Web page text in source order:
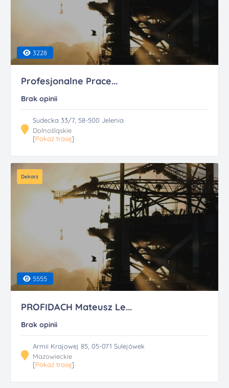
3228
Profesjonalne Prace...
Brak opinii
Sudecka 33/7, 58-500 Jelenia
Dolnośląskie
[Pokaż trasę]
Dekarz
5555
PROFIDACH Mateusz Le...
Brak opinii
Armii Krajowej 85, 05-071 Sulejówek
Mazowieckie
[Pokaż trasę]